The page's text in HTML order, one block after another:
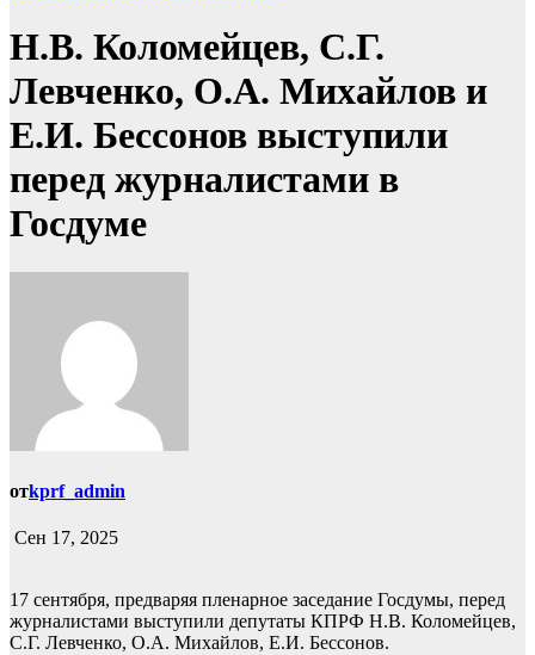
Н.В. Коломейцев, С.Г.
Левченко, О.А. Михайлов и
Е.И. Бессонов выступили
перед журналистами в
Госдуме
отkprf_admin
Сен 17, 2025
17 сентября, предваряя пленарное заседание Госдумы, перед
журналистами выступили депутаты КПРФ Н.В. Коломейцев,
С.Г. Левченко, О.А. Михайлов, Е.И. Бессонов.